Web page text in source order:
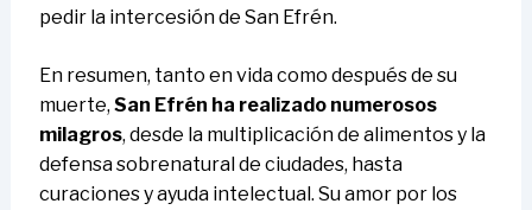
pedir la intercesión de San Efrén.
En resumen, tanto en vida como después de su
muerte, San Efrén ha realizado numerosos
milagros, desde la multiplicación de alimentos y la
defensa sobrenatural de ciudades, hasta
curaciones y ayuda intelectual. Su amor por los